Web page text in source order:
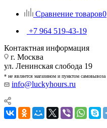
Сравнение товаров0
+7 964 519-43-19
Контактная информация
г. Москва
ул. Ленинская слобода 19
* не является магазином и пунктом самовывоза
info@luckyhours.ru